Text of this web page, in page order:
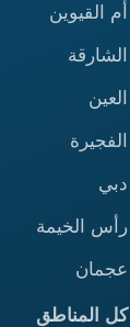
أم القيوين
الشارقة
العين
الفجيرة
دبي
رأس الخيمة
عجمان
كل المناطق